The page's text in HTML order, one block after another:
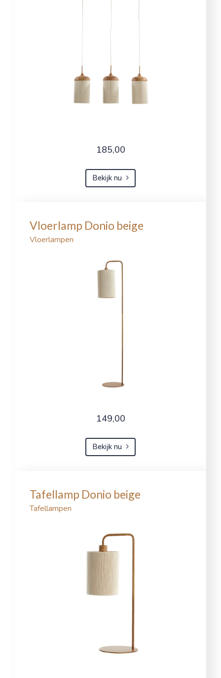
185,00
Bekijk nu
Vloerlamp Donio beige
Vloerlampen
149,00
Bekijk nu
Tafellamp Donio beige
Tafellampen